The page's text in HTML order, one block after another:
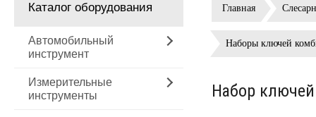
Каталог оборудования
Автомобильный
инструмент
Измерительные
инструменты
Главная
Наборы ключей
Набор